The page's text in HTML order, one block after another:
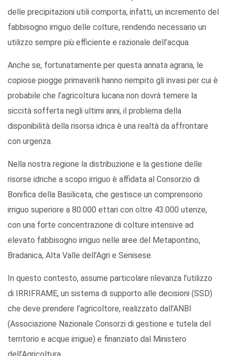
delle precipitazioni utili comporta, infatti, un incremento del
fabbisogno irriguo delle colture, rendendo necessario un
utilizzo sempre più efficiente e razionale dell’acqua.
Anche se, fortunatamente per questa annata agraria, le
copiose piogge primaverili hanno riempito gli invasi per cui è
probabile che l’agricoltura lucana non dovrà temere la
siccità sofferta negli ultimi anni, il problema della
disponibilità della risorsa idrica è una realtà da affrontare
con urgenza.
Nella nostra regione la distribuzione e la gestione delle
risorse idriche a scopo irriguo è affidata al Consorzio di
Bonifica della Basilicata, che gestisce un comprensorio
irriguo superiore a 80.000 ettari con oltre 43.000 utenze,
con una forte concentrazione di colture intensive ad
elevato fabbisogno irriguo nelle aree del Metapontino,
Bradanica, Alta Valle dell’Agri e Senisese.
In questo contesto, assume particolare rilevanza l’utilizzo
di IRRIFRAME, un sistema di supporto alle decisioni (SSD)
che deve prendere l’agricoltore, realizzato dall’ANBI
(Associazione Nazionale Consorzi di gestione e tutela del
territorio e acque irrigue) e finanziato dal Ministero